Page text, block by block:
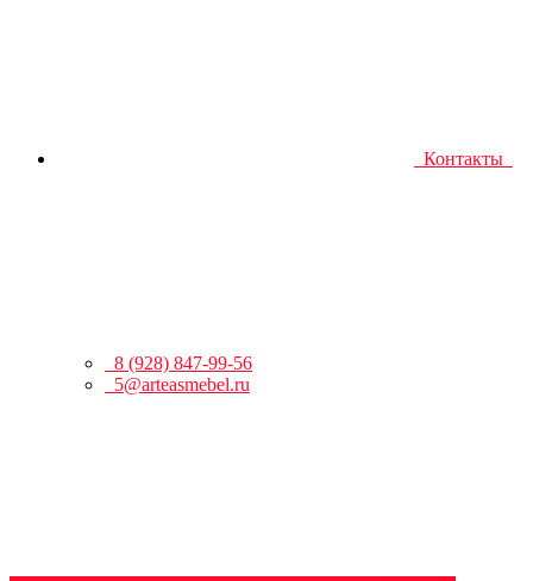
Контакты
8 (928) 847-99-56
5@arteasmebel.ru